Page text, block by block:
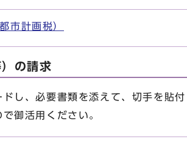
市計画税）
の請求
し、必要書類を添えて、切手を貼付
御活用ください。